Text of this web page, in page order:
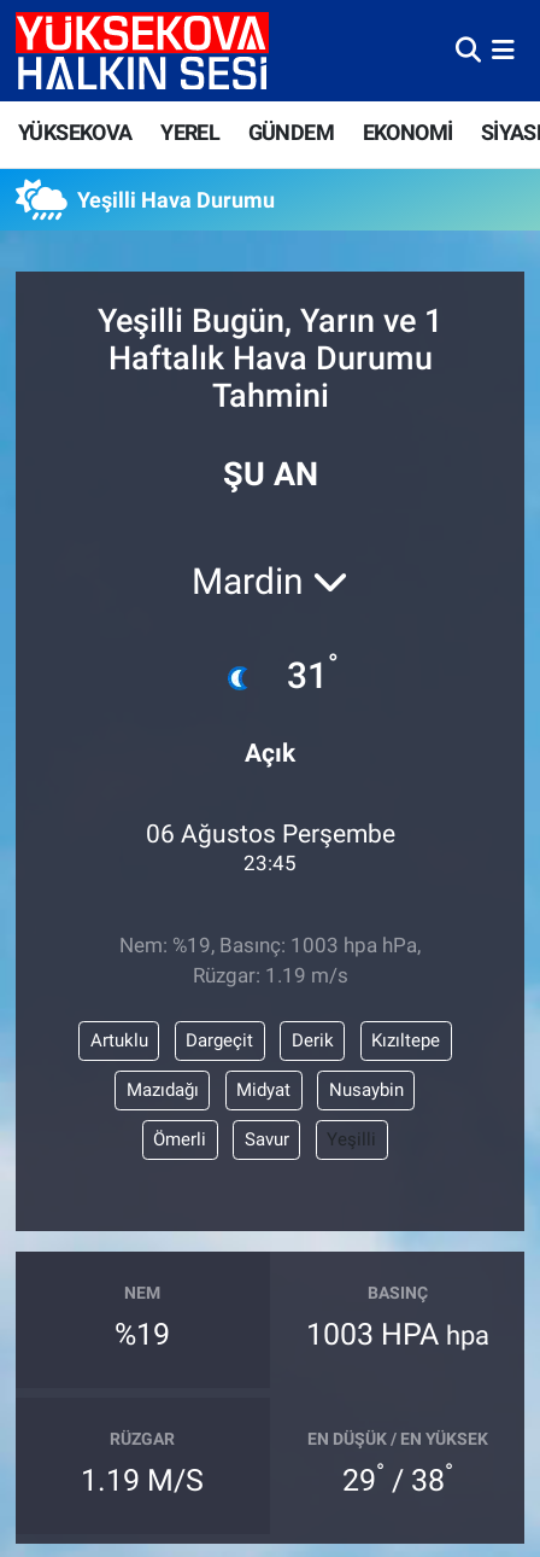
YÜKSEKOVA YEREL GÜNDEM EKONOMİ
Yeşilli Hava Durumu
Yeşilli Bugün, Yarın ve 1
Haftalık Hava Durumu
Tahmini
ŞU AN
Mardin
31 °
Açık
06 Ağustos Perşembe
23:45
Nem: %19, Basınç: 1003 hpa hPa,
Rüzgar: 1.19 m/s
Artuklu Dargeçit Derik Kızıltepe
Mazıdağı Midyat Nusaybin
Ömerli Savur Yeşilli
NEM
%19
BASINÇ
1003 HPA hpa
RÜZGAR
1.19 M/S
EN DÜŞÜK / EN YÜKSEK
29° / 38°
Yüksekova Nöbetçi Eczaneler
Yüksekova Trafik Yoğunluk Haritası
Süper Lig Puan Durumu ve Fikstür
Tüm Manşetler
Son Dakika Haberleri